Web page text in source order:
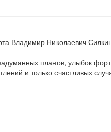
Владимир Николаевич
планов, улыбок
и только счастливых